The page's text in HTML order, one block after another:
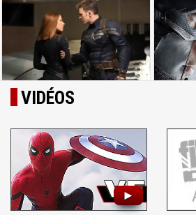
VIDÉOS
►